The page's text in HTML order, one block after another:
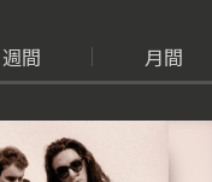
週間 月間